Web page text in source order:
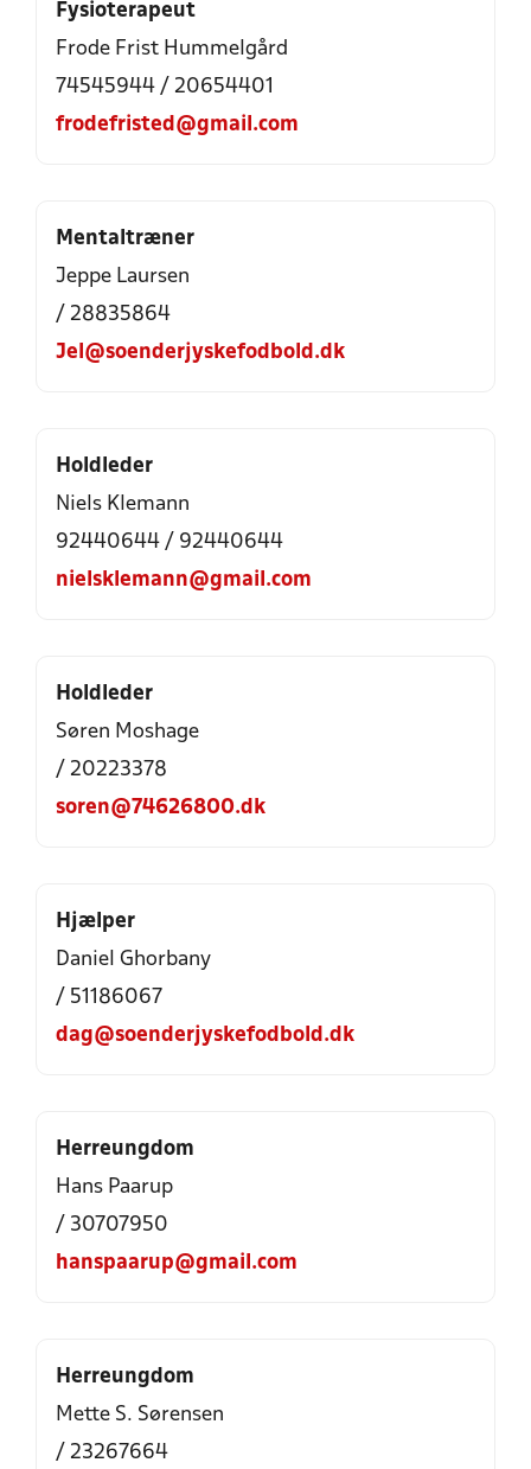
Fysioterapeut
Frode Frist Hummelgård
74545944 / 20654401
frodefristed@gmail.com
Mentaltræner
Jeppe Laursen
/ 28835864
Jel@soenderjyskefodbold.dk
Holdleder
Niels Klemann
92440644 / 92440644
nielsklemann@gmail.com
Holdleder
Søren Moshage
/ 20223378
soren@74626800.dk
Hjælper
Daniel Ghorbany
/ 51186067
dag@soenderjyskefodbold.dk
Herreungdom
Hans Paarup
/ 30707950
hanspaarup@gmail.com
Herreungdom
Mette S. Sørensen
/ 23267664